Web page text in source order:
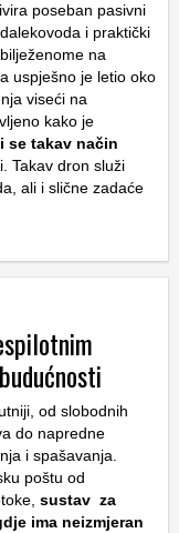
poseban pasivni
i praktički
na
uspješno je letio oko
viseći na
kako je
se takav način
Takav dron služi
ali i slične zadaće
od slobodnih
do napredne
i spašavanja.
poštu od
sustav za
ima neizmjeran